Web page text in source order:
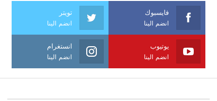
فايسبوك
انضم الينا
تويتر
انضم الينا
يوتيوب
انضم الينا
انستغرام
انضم الينا